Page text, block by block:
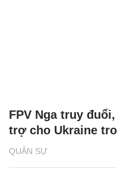
QUÂN SỰ
FPV Nga truy
trợ cho Ukraine